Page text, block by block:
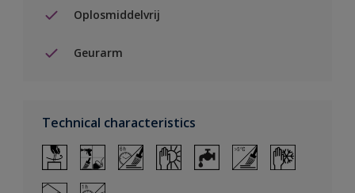
Oplosmiddelvrij
Geurarm
Technical characteristics